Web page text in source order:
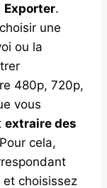
Exporter.
une
ou la
480p, 720p,
vous
extraire des
cela,
choisissez